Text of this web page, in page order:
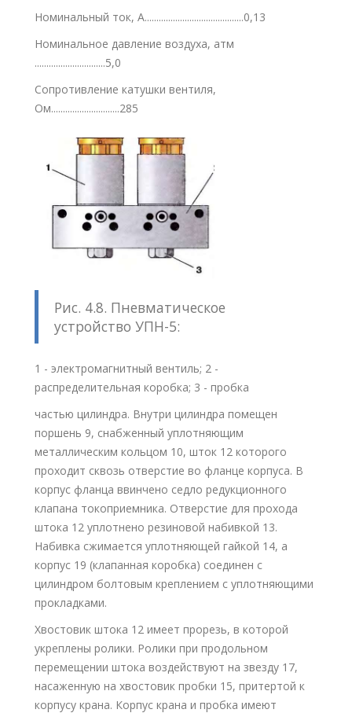
Номинальный ток, А..........................................0,13
Номинальное давление воздуха, атм
..............................5,0
Сопротивление катушки вентиля,
Ом.............................285
Рис. 4.8. Пневматическое
устройство УПН-5:
1 - электромагнитный вентиль; 2 -
распределительная коробка; 3 - пробка
частью цилиндра. Внутри цилиндра помещен
поршень 9, снабженный уплотняющим
металлическим кольцом 10, шток 12 которого
проходит сквозь отверстие во фланце корпуса. В
корпус фланца ввинчено седло редукционного
клапана токоприемника. Отверстие для прохода
штока 12 уплотнено резиновой набивкой 13.
Набивка сжимается уплотняющей гайкой 14, а
корпус 19 (клапанная коробка) соединен с
цилиндром болтовым креплением с уплотняющими
прокладками.
Хвостовик штока 12 имеет прорезь, в которой
укреплены ролики. Ролики при продольном
перемещении штока воздействуют на звезду 17,
насаженную на хвостовик пробки 15, притертой к
корпусу крана. Корпус крана и пробка имеют